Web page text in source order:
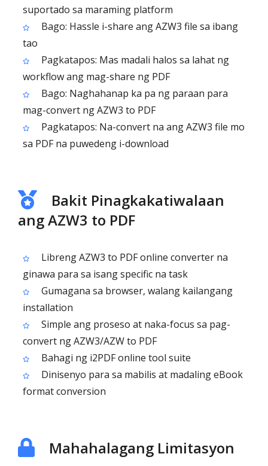
suportado sa maraming platform
Bago: Hassle i-share ang AZW3 file sa ibang
tao
Pagkatapos: Mas madali halos sa lahat ng
workflow ang mag-share ng PDF
Bago: Naghahanap ka pa ng paraan para
mag-convert ng AZW3 to PDF
Pagkatapos: Na-convert na ang AZW3 file mo
sa PDF na puwedeng i-download
Bakit Pinagkakatiwalaan
ang AZW3 to PDF
Libreng AZW3 to PDF online converter na
ginawa para sa isang specific na task
Gumagana sa browser, walang kailangang
installation
Simple ang proseso at naka-focus sa pag-
convert ng AZW3/AZW to PDF
Bahagi ng i2PDF online tool suite
Dinisenyo para sa mabilis at madaling eBook
format conversion
Mahahalagang Limitasyon